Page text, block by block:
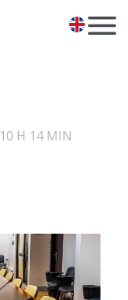
EN
10 H 14 MIN